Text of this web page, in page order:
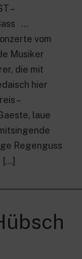
–
…
vom
Musiker
die mit
hier
–
laue
Regenguss
[…]